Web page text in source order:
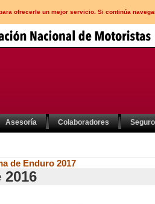
ofrecerle un mejor servicio. Si continúa
Asesoría Colaboradores
de Enduro 2017
2016